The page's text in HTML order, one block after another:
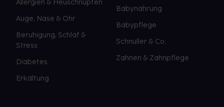
Allergien & Heuschnupfen
Auge, Nase & Ohr
Beruhigung, Schlaf &
Stress
Diabetes
Erkältung
Babynahrung
Babypflege
Schnuller & Co.
Zahnen & Zahnpflege